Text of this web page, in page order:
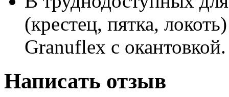
(крестец, пятка,
Granuflex с окантовкой.
Написать отзыв